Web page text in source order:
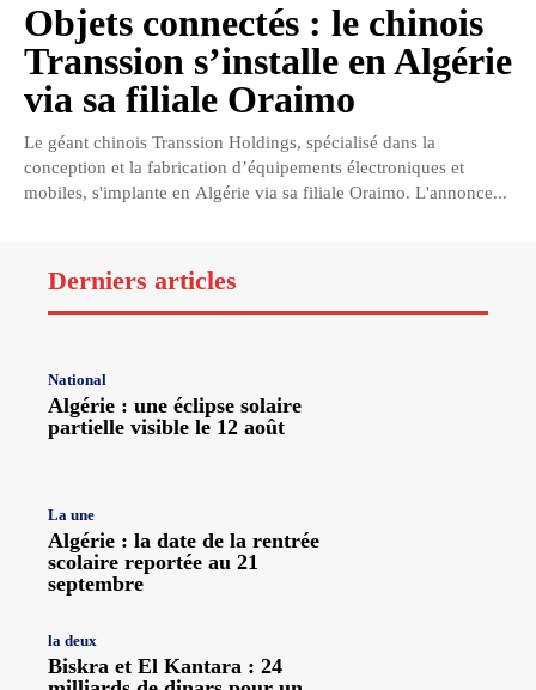
Objets connectés : le chinois
Transsion s’installe en Algérie
via sa filiale Oraimo
Le géant chinois Transsion Holdings, spécialisé dans la
conception et la fabrication d’équipements électroniques et
mobiles, s'implante en Algérie via sa filiale Oraimo. L'annonce...
Derniers articles
National
Algérie : une éclipse solaire
partielle visible le 12 août
La une
Algérie : la date de la rentrée
scolaire reportée au 21
septembre
la deux
Biskra et El Kantara : 24